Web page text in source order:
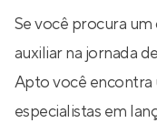
Se você procura
auxiliar na jornada
Apto você
especialistas em